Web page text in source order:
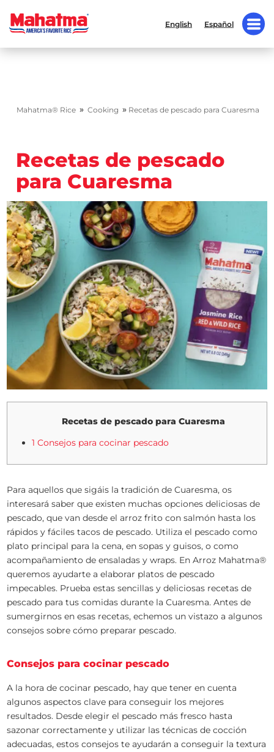
English Español
Mahatma® Rice » Cooking » Recetas de pescado para Cuaresma
Recetas de pescado
para Cuaresma
Recetas de pescado para Cuaresma
1 Consejos para cocinar pescado
Para aquellos que sigáis la tradición de Cuaresma, os
interesará saber que existen muchas opciones deliciosas de
pescado, que van desde el arroz frito con salmón hasta los
rápidos y fáciles tacos de pescado. Utiliza el pescado como
plato principal para la cena, en sopas y guisos, o como
acompañamiento de ensaladas y wraps. En Arroz Mahatma®
queremos ayudarte a elaborar platos de pescado
impecables. Prueba estas sencillas y deliciosas recetas de
pescado para tus comidas durante la Cuaresma. Antes de
sumergirnos en esas recetas, echemos un vistazo a algunos
consejos sobre cómo preparar pescado.
Consejos para cocinar pescado
A la hora de cocinar pescado, hay que tener en cuenta
algunos aspectos clave para conseguir los mejores
resultados. Desde elegir el pescado más fresco hasta
sazonar correctamente y utilizar las técnicas de cocción
adecuadas, estos consejos te ayudarán a conseguir la textura